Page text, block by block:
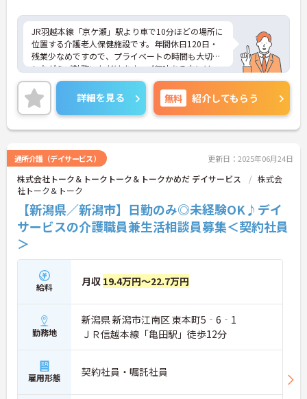
JR羽越本線「京ケ瀬」駅より車で10分ほどの場所に
位置する介護老人保健施設です。年間休日120日・
残業少なめですので、プライベートの時間も大切に
しながらご勤務いただけます。ご興味ある方には、
面接対策ポイントなど、さらに詳細をお話しいたし
ますのでお気軽にご相談ください。
詳細を見る 無料 紹介してもらう
通所介護（デイサービス） 更新日：2025年06月24日
株式会社トーク＆トークトーク＆トークかめだ デイサービス
株式会
社トーク＆トーク
【新潟県／新潟市】日勤のみ◎未経験OK♪デイ
サービスの介護職員兼生活相談員募集＜契約社員
＞
給料 月収 19.4万円～22.7万円
勤務地
新潟県 新潟市江南区 東本町5‐6‐1
ＪＲ信越本線「亀田駅」徒歩12分
雇用形態 契約社員・嘱託社員